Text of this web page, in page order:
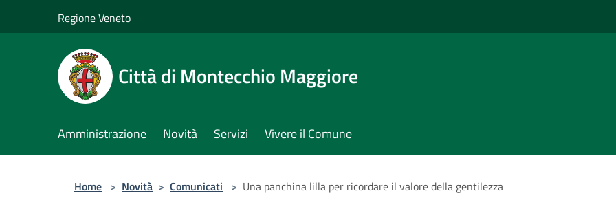
Regione Veneto
Città di Montecchio Maggiore
Amministrazione Novità Servizi Vivere il Comune
Home > Novità > Comunicati > Una panchina lilla per ricordare il valore della gentilezza